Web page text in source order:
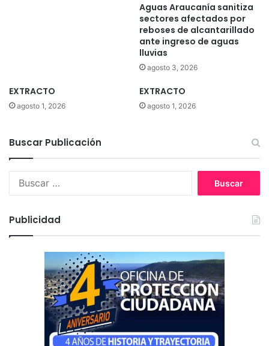
Aguas Araucanía sanitiza
sectores afectados por
reboses de alcantarillado
ante ingreso de aguas
lluvias
agosto 3, 2026
EXTRACTO
agosto 1, 2026
EXTRACTO
agosto 1, 2026
Buscar Publicación
:
Publicidad